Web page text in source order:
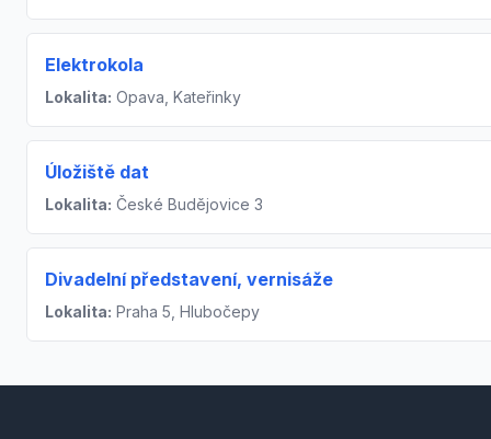
Elektrokola
Lokalita: Opava, Kateřinky
Úložiště dat
Lokalita: České Budějovice 3
Divadelní představení, vernisáže
Lokalita: Praha 5, Hlubočepy